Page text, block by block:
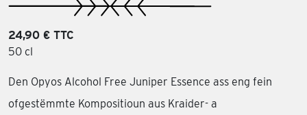
24,90 € TTC
50 cl
Den Opyos Alcohol Free Juniper Essence ass eng fein
ofgestëmmte Kompositioun aus Kraider- a